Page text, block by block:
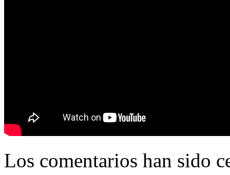
Los comentarios han sido